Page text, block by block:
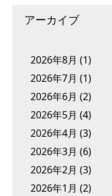
アーカイブ
2026年8月 (1)
2026年7月 (1)
2026年6月 (2)
2026年5月 (4)
2026年4月 (3)
2026年3月 (6)
2026年2月 (3)
2026年1月 (2)